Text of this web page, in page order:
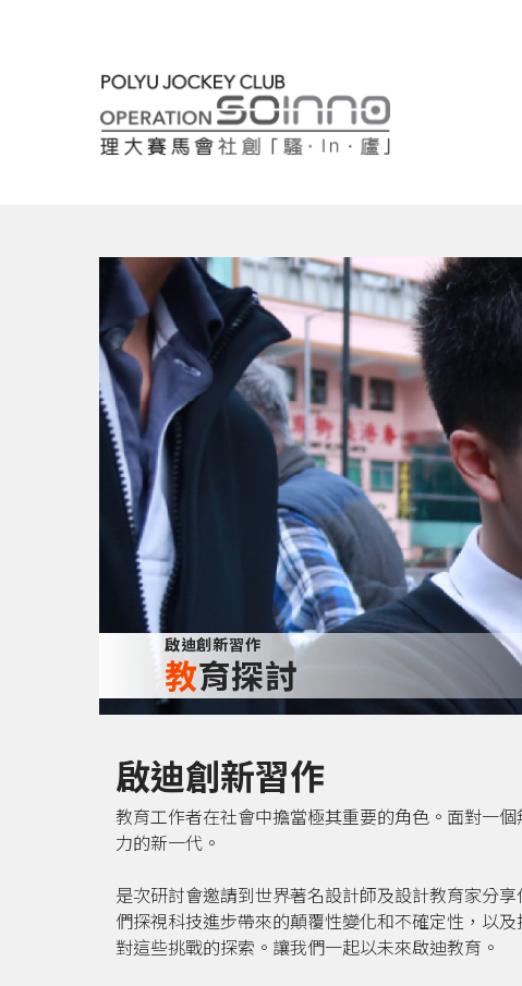
啟迪創新習作
教育探討
啟迪創新習作
教育工作者在社會中擔當極其重要的角色。面對一
力的新一代。
是次研討會邀請到世界著名設計師及設計教育家分
們探視科技進步帶來的顛覆性變化和不確定性，以
對這些挑戰的探索。讓我們一起以未來啟迪教育。